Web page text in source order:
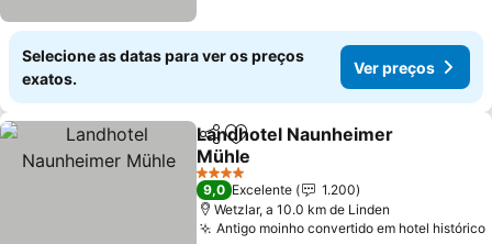
Selecione as datas para ver os preços
exatos.
Ver preços
PartilharAdicionar aos favoritos
Landhotel Naunheimer
Mühle
Ver preços
4 Estrelas
9,0 Excelente
1.200
Wetzlar, a 10.0 km de Linden
Antigo moinho convertido em hotel histórico